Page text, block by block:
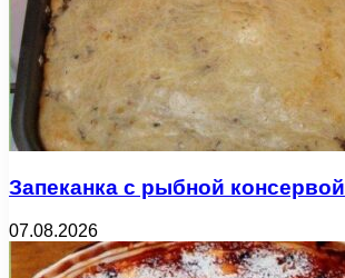
Запеканка с рыбной консервой
07.08.2026